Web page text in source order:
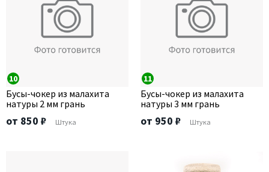
10
Бусы-чокер из малахита
натуры 2 мм грань
от 850 ₽ Штука
11
Бусы-чокер из малахита
натуры 3 мм грань
от 950 ₽ Штука